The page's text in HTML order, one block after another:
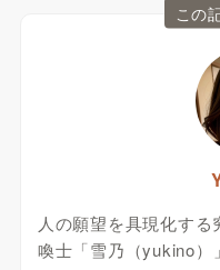
この
人の願望を具現化す
喚士「雪乃（yukino）